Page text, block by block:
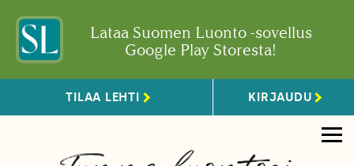
Lataa Suomen Luonto -sovellus
Google Play Storesta!
TILAA LEHTI KIRJAUDU